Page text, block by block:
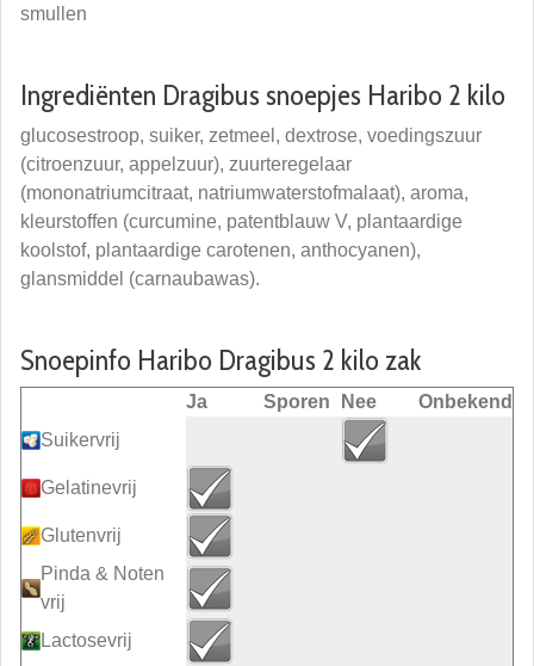
smullen
Ingrediënten Dragibus snoepjes Haribo 2 kilo
glucosestroop, suiker, zetmeel, dextrose, voedingszuur
(citroenzuur, appelzuur), zuurteregelaar
(mononatriumcitraat, natriumwaterstofmalaat), aroma,
kleurstoffen (curcumine, patentblauw V, plantaardige
koolstof, plantaardige carotenen, anthocyanen),
glansmiddel (carnaubawas).
Snoepinfo Haribo Dragibus 2 kilo zak
Ja Sporen Nee
Onbekend
Suikervrij
Gelatinevrij
Glutenvrij
Pinda & Noten
vrij
Lactosevrij